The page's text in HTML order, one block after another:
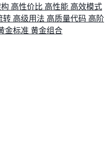
高性价比 高性能 高效模式
转 高级用法 高质量代码 高阶
金标准 黄金组合